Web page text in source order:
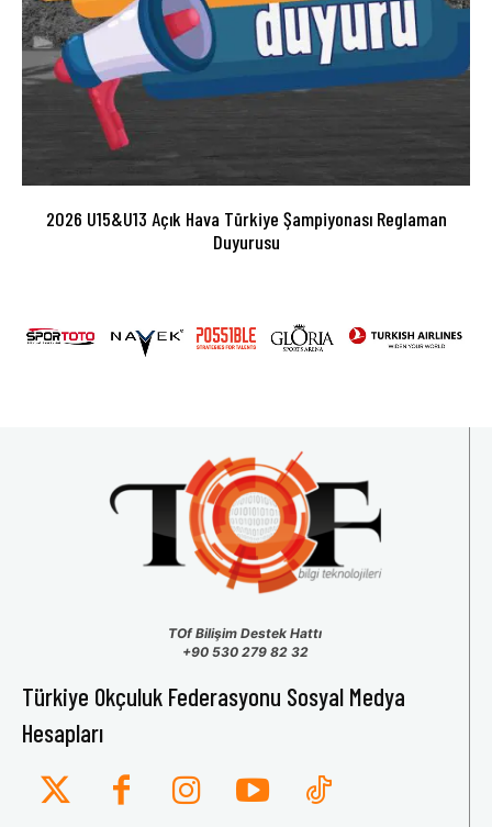
2026 U15&U13 Açık Hava Türkiye Şampiyonası Reglaman
Duyurusu
TOf Bilişim Destek Hattı
+90 530 279 82 32
Türkiye Okçuluk Federasyonu Sosyal Medya
Hesapları